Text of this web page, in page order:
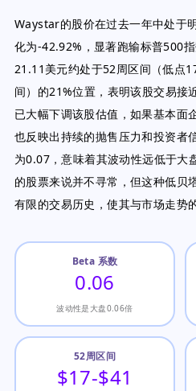
Waystar的股价在过去一年中处于
化为-42.92%，显著跑输标普500
21.11美元约处于52周区间（低点
间）的21%位置，表明该股交易接
已大幅下调该股估值，如果基本面
也反映出持续的抛售压力和投资者
为0.07，意味着其波动性远低于大
的股票来说并不寻常，但这种低贝
有限的交易历史，使其与市场走势
Beta 系数
0.06
波动性是大盘0.06倍
52周区间
$17-$41